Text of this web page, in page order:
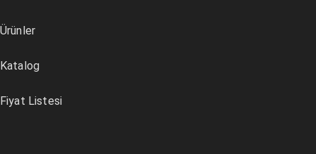
Ürünler
Katalog
Fiyat Listesi